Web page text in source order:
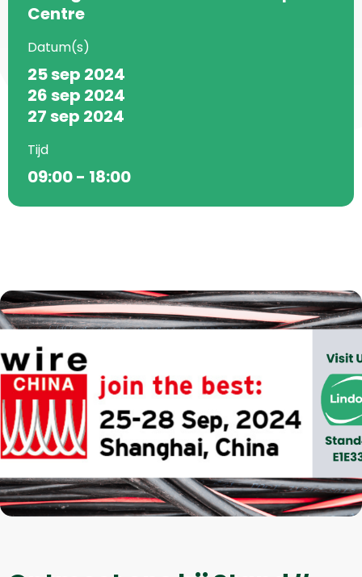
Centre
Datum(s)
25 sep 2024
26 sep 2024
27 sep 2024
Tijd
09:00 - 18:00